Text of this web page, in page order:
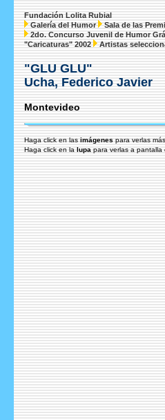
Fundación Lolita Rubial
Galería del Humor
Sala de las
2do. Concurso Juvenil de Humor
"Caricaturas" 2002
Artistas
"GLU GLU"
Ucha, Federico Javier
Montevideo
Haga click en las imágenes para verlas
Haga click en la lupa para verlas a pantalla